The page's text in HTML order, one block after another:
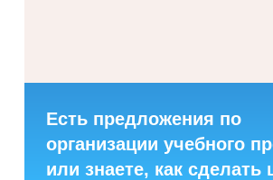
Есть предложения по
организации учебного
или знаете, как сделать